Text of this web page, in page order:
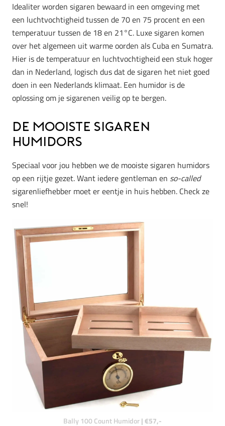
Idealiter worden sigaren bewaard in een omgeving met
een luchtvochtigheid tussen de 70 en 75 procent en een
temperatuur tussen de 18 en 21°C. Luxe sigaren komen
over het algemeen uit warme oorden als Cuba en Sumatra.
Hier is de temperatuur en luchtvochtigheid een stuk hoger
dan in Nederland, logisch dus dat de sigaren het niet goed
doen in een Nederlands klimaat. Een humidor is de
oplossing om je sigarenen veilig op te bergen.
De mooiste sigaren
humidors
Speciaal voor jou hebben we de mooiste sigaren humidors
op een rijtje gezet. Want iedere gentleman en so-called
sigarenliefhebber moet er eentje in huis hebben. Check ze
snel!
Bally 100 Count Humidor | €57,-